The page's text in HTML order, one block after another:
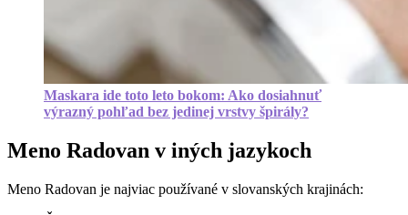
Maskara ide toto leto bokom: Ako dosiahnuť
výrazný pohľad bez jedinej vrstvy špirály?
Meno Radovan v iných jazykoch
Meno Radovan je najviac používané v slovanských krajinách: